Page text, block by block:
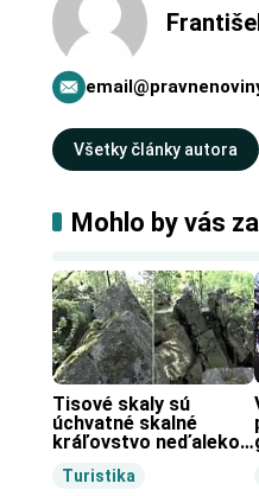
Všetky články autora
Mohlo by vás
Turistika
Tisové skaly sú
úchvatné skalné
kráľovstvo neďaleko